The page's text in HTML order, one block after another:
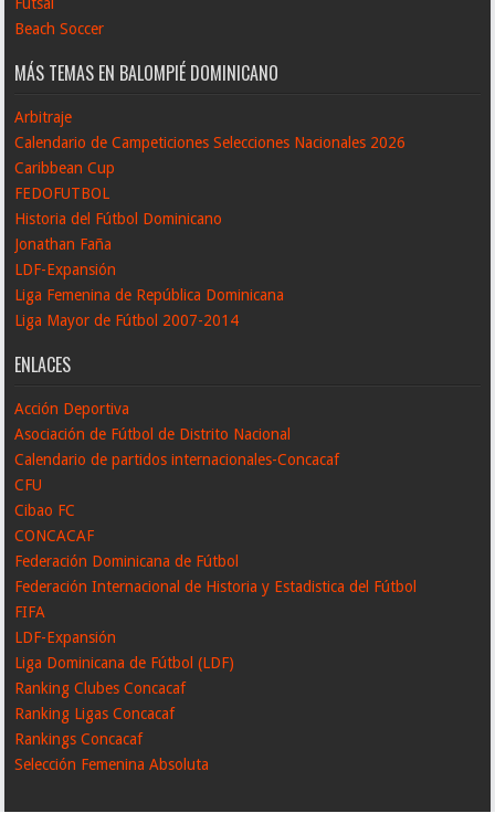
Beach Soccer
MÁS TEMAS EN BALOMPIÉ DOMINICANO
Arbitraje
Calendario de Campeticiones Selecciones Nacionales 2026
Caribbean Cup
FEDOFUTBOL
Historia del Fútbol Dominicano
Jonathan Faña
LDF-Expansión
Liga Femenina de República Dominicana
Liga Mayor de Fútbol 2007-2014
ENLACES
Acción Deportiva
Asociación de Fútbol de Distrito Nacional
Calendario de partidos internacionales-Concacaf
CFU
Cibao FC
CONCACAF
Federación Dominicana de Fútbol
Federación Internacional de Historia y Estadistica del Fútbol
FIFA
LDF-Expansión
Liga Dominicana de Fútbol (LDF)
Ranking Clubes Concacaf
Ranking Ligas Concacaf
Rankings Concacaf
Selección Femenina Absoluta